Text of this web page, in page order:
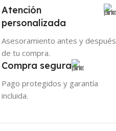
Atención
personalizada
Asesoramiento antes y después
de tu compra.
Compra segura
Pago protegidos y garantía
incluida.